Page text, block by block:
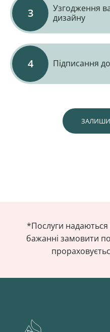
Узгодження
дизайну
Підписання
*Послуги надаються
бажанні замовити